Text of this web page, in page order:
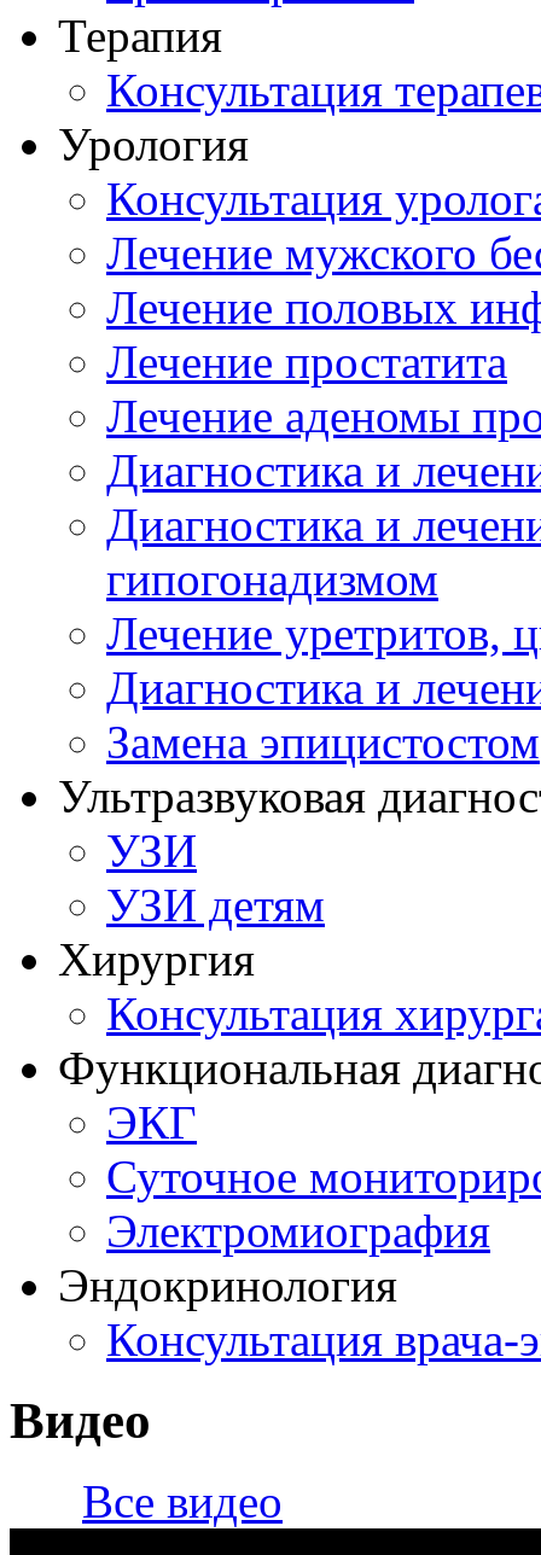
Терапия
Консультация
Урология
Консультация
Лечение мужского
Лечение половых
Лечение простатита
Лечение аденомы
Диагностика и
Диагностика и
гипогонадизмом
Лечение уретритов,
Диагностика и
Замена эпицистостом
Ультразвуковая
УЗИ
УЗИ детям
Хирургия
Консультация
Функциональная
ЭКГ
Суточное
Электромиография
Эндокринология
Консультация врача-
Видео
Все видео